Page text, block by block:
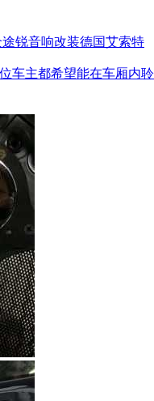
锐音响改装德国艾索特
车主都希望能在车厢内聆